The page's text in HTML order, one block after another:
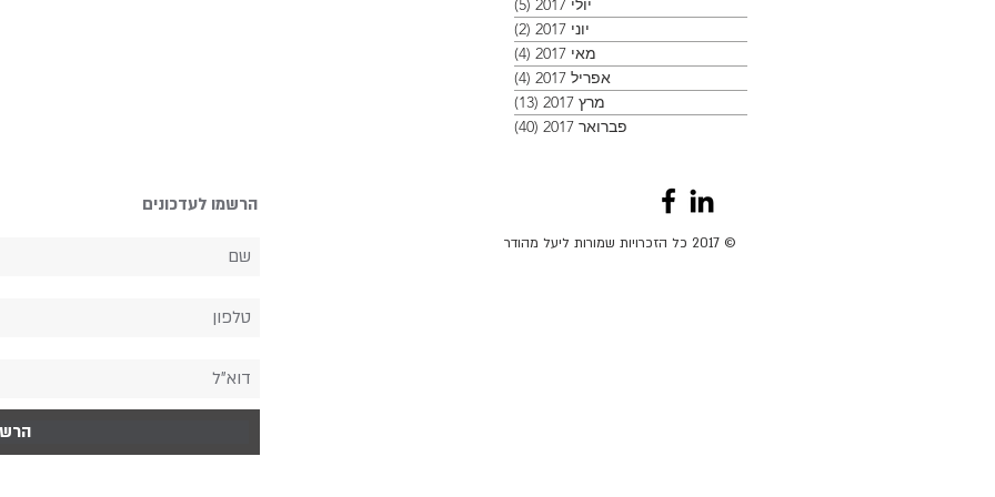
יולי 2017 (5)
יוני 2017
(2)
מאי 2017
(4)
אפריל 2017
(4)
מרץ 2017
(13)
פברואר 2017
(40)
הרשמו לעדכונים
© 2017 כל הזכרויות שמורות ליעל מהודר